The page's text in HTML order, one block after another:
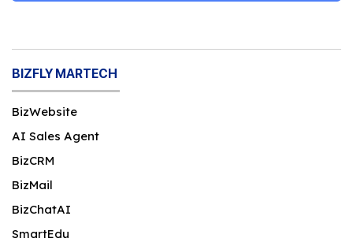
BIZFLY MARTECH
BizWebsite
AI Sales Agent
BizCRM
BizMail
BizChatAI
SmartEdu